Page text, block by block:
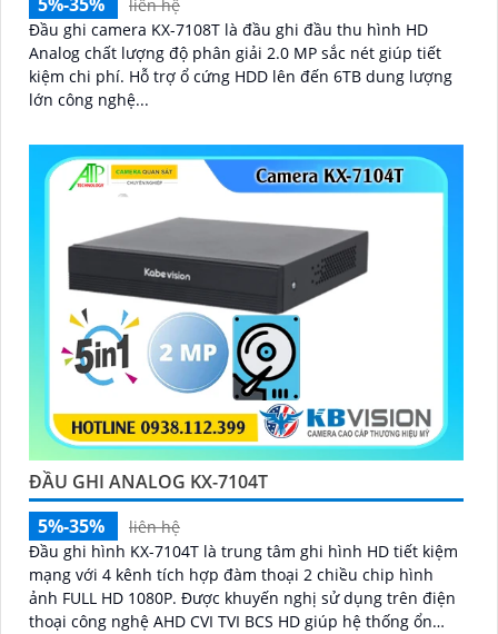
liên hệ
Đầu ghi camera KX-7108T là đầu ghi đầu thu hình HD
Analog chất lượng độ phân giải 2.0 MP sắc nét giúp tiết
kiệm chi phí. Hỗ trợ ổ cứng HDD lên đến 6TB dung lượng
lớn công nghệ...
ĐẦU GHI ANALOG KX-7104T
5%-35%
liên hệ
Đầu ghi hình KX-7104T là trung tâm ghi hình HD tiết kiệm
mạng với 4 kênh tích hợp đàm thoại 2 chiều chip hình
ảnh FULL HD 1080P. Được khuyến nghị sử dụng trên điện
thoại công nghệ AHD CVI TVI BCS HD giúp hệ thống ổn